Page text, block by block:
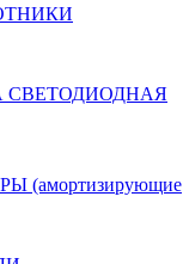
СВЕТОДИОДНАЯ
(амортизирующие